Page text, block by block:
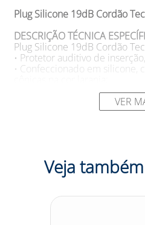
Plug Silicone 19dB Cordão
DESCRIÇÃO TÉCNICA
Plug Silicone 19dB Cordão
• Protetor auditivo de
• Confeccionado em silicone,
• Possui cordão de
• Atenuação 18 NRRsf;
Cordão Tecido 3M Pomp Plus:
• Para exposição a níveis de
Modelo: 1504PLUS
VER
Veja também